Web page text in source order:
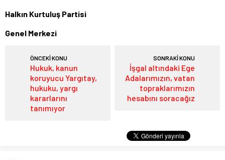
Halkın Kurtuluş Partisi
Genel Merkezi
ÖNCEKİ KONU
Hukuk, kanun
koruyucu Yargıtay,
hukuku, yargı
kararlarını
tanımıyor
SONRAKİ KONU
İşgal altındaki Ege
Adalarımızın, vatan
topraklarımızın
hesabını soracağız